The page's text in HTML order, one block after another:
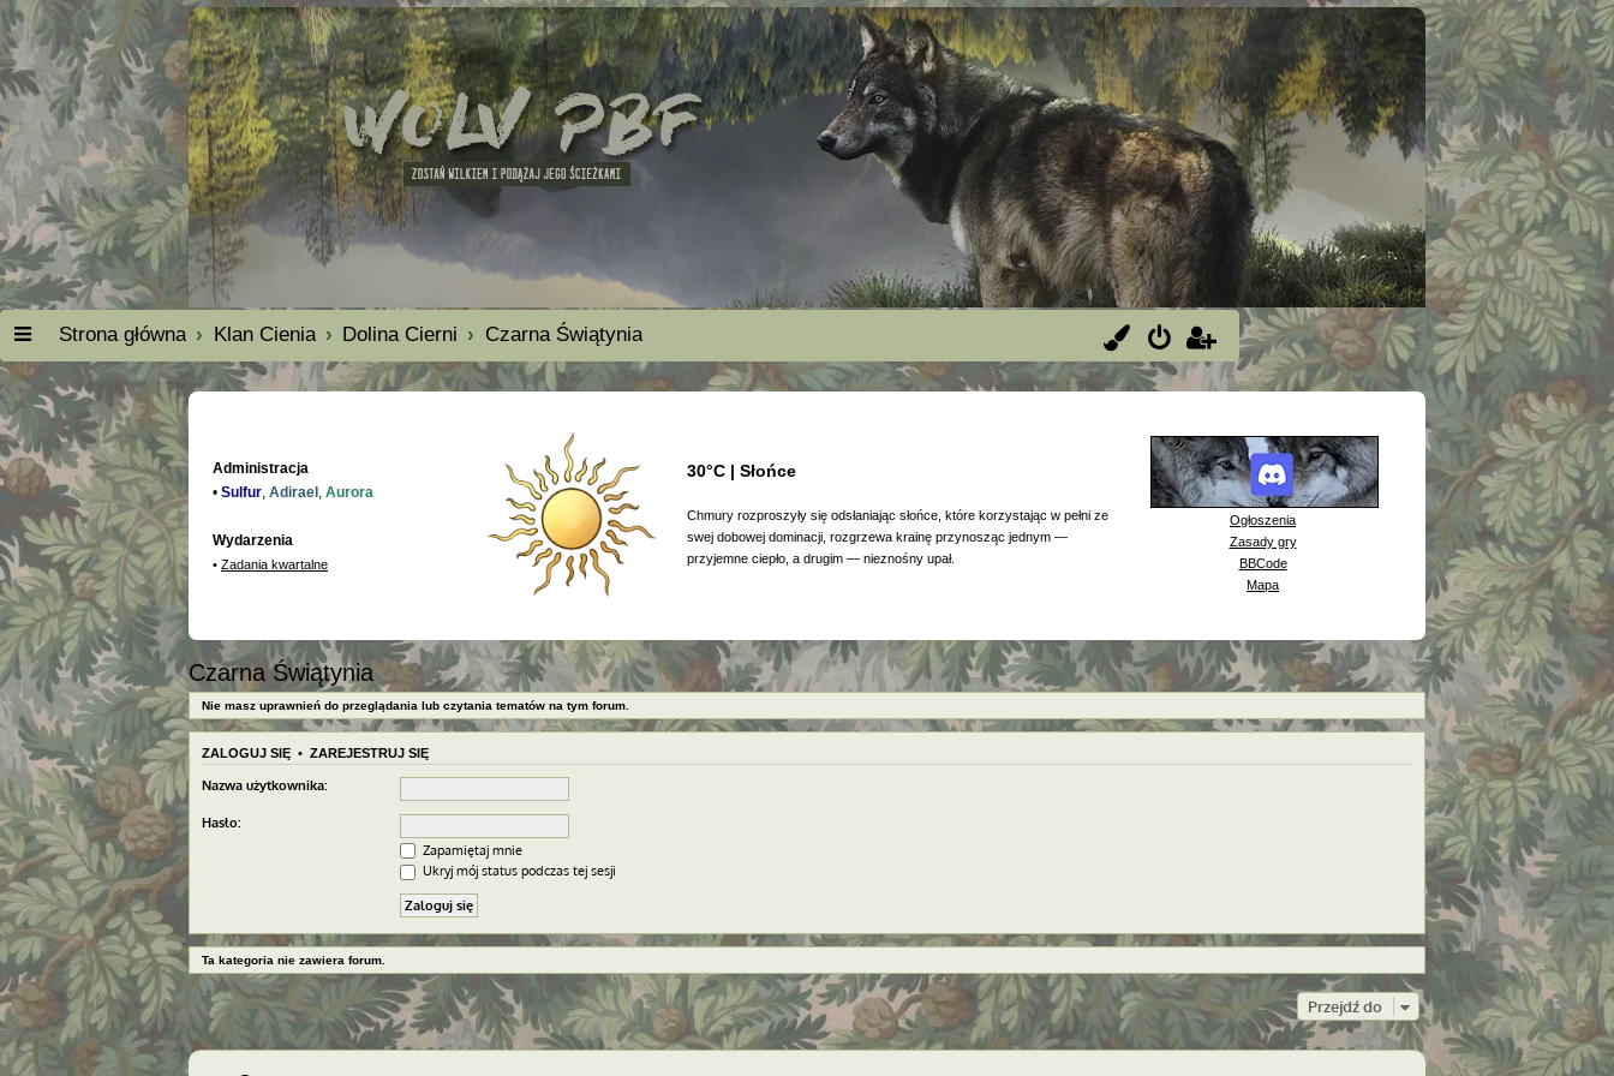
Strona główna Klan Cienia Dolina Cierni Czarna Świątynia
Administracja
• Sulfur Adirael Aurora
Wydarzenia
• Zadania kwartalne
30°C | Słońce
Chmury rozproszyły się odsłaniając słońce, które korzystając w pełni ze
swej dobowej dominacji, rozgrzewa krainę przynosząc jednym —
przyjemne ciepło, a drugim — nieznośny upał.
Ogłoszenia
Zasady gry
BBCode
Mapa
Czarna Świątynia
Nie masz uprawnień do przeglądania lub czytania tematów na tym forum.
ZALOGUJ SIĘ • ZAREJESTRUJ SIĘ
Nazwa użytkownika:
Hasło:
Zapamiętaj mnie
Ukryj mój status podczas tej sesji
Ta kategoria nie zawiera forum.
Przejdź do